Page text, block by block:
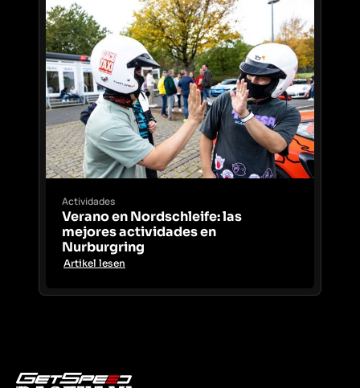
Actividades
Verano en Nordschleife: las
mejores actividades en
Nurburgring
Artikel lesen